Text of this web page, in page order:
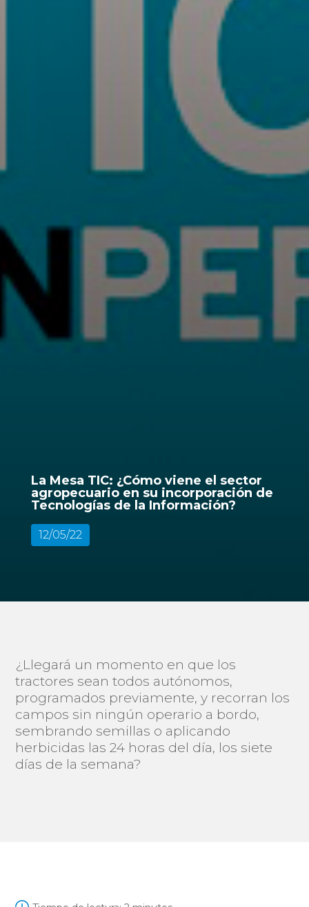
La Mesa TIC: ¿Cómo viene el sector
agropecuario en su incorporación de
Tecnologías de la Información?
12/05/22
¿Llegará un momento en que los
tractores sean todos autónomos,
programados previamente, y recorran los
campos sin ningún operario a bordo,
sembrando semillas o aplicando
herbicidas las 24 horas del día, los siete
días de la semana?